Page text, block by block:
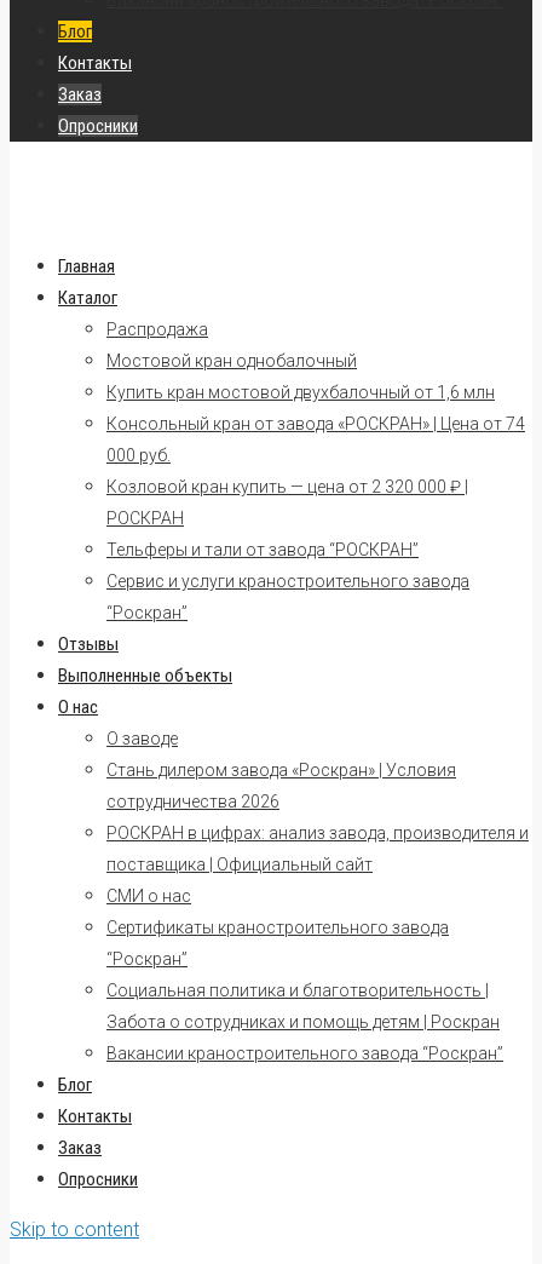
Блог
Контакты
Заказ
Опросники
Главная
Каталог
Распродажа
Мостовой кран однобалочный
Купить кран мостовой двухбалочный от 1,6 млн
Консольный кран от завода «РОСКРАН» | Цена от 74
000 руб.
Козловой кран купить — цена от 2 320 000 ₽ |
РОСКРАН
Тельферы и тали от завода “РОСКРАН”
Сервис и услуги краностроительного завода
“Роскран”
Отзывы
Выполненные объекты
О нас
О заводе
Стань дилером завода «Роскран» | Условия
сотрудничества 2026
РОСКРАН в цифрах: анализ завода, производителя и
поставщика | Официальный сайт
СМИ о нас
Сертификаты краностроительного завода
“Роскран”
Социальная политика и благотворительность |
Забота о сотрудниках и помощь детям | Роскран
Вакансии краностроительного завода “Роскран”
Блог
Контакты
Заказ
Опросники
Skip to content